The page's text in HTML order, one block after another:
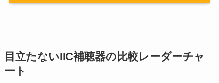
目立たないIIC補聴器の比較レーダーチャ
ート